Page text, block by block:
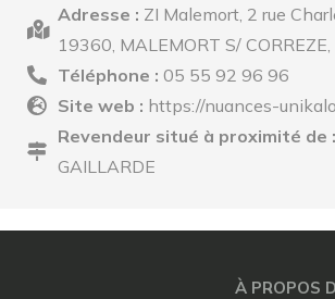
Adresse : ZI Malemort, 2 rue
19360, MALEMORT S/ CORREZE,
Téléphone : 05 55 92 96 96
Site web : https://nuances-
Revendeur situé à proximité de :
GAILLARDE
À PROPOS